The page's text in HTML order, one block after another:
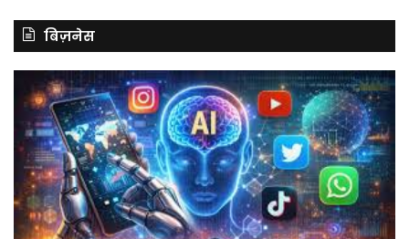
बिज़नेस